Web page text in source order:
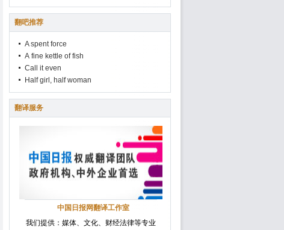
翻吧推荐
A spent force
A fine kettle of fish
Call it even
Half girl, half woman
翻译服务
中国日报网翻译工作室
我们提供：媒体、文化、财经法律等专业